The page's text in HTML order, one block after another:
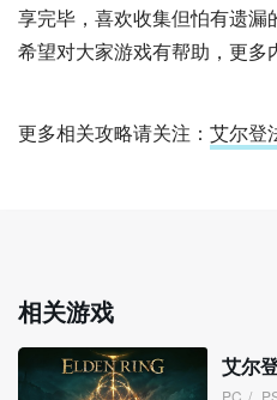
享完毕，喜欢收集但怕有遗漏
希望对大家游戏有帮助，更多
更多相关攻略请关注： 艾尔登
相关游戏
艾尔